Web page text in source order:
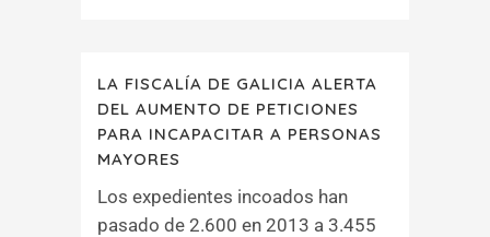
LA FISCALÍA DE GALICIA ALERTA
DEL AUMENTO DE PETICIONES
PARA INCAPACITAR A PERSONAS
MAYORES
Los expedientes incoados han
pasado de 2.600 en 2013 a 3.455